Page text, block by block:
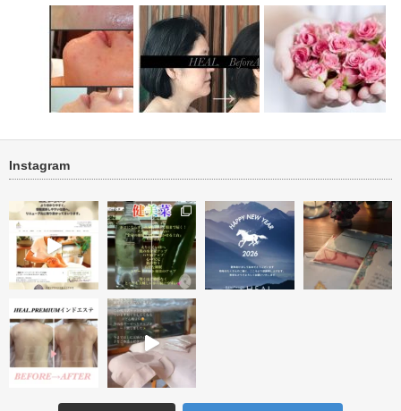
ト・く
ニキビ・ニキビ跡改善 ビフォハーブトリートメント１回＜フ
Instagram